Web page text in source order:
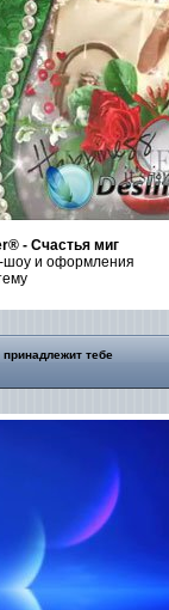
- Счастья миг
шоу и оформления
тебе